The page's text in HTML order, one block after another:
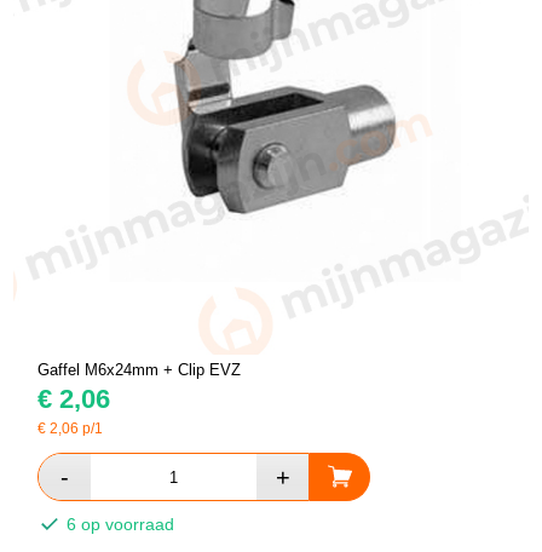
Gaffel M6x24mm + Clip EVZ
€ 2,06
€2,06 p/1
6 op voorraad